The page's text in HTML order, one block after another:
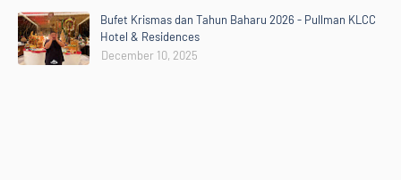
Bufet Krismas dan Tahun Baharu 2026 - Pullman KLCC
Hotel & Residences
December 10, 2025